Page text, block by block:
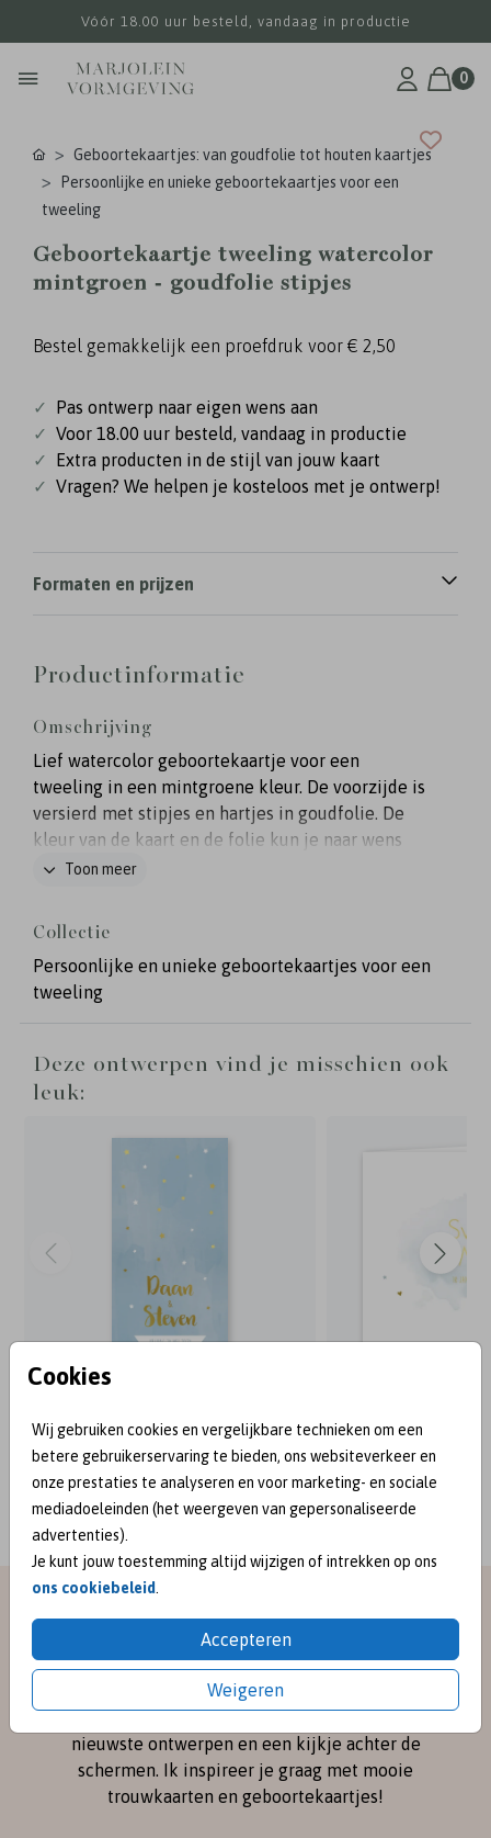
Vóór 18.00 uur besteld, vandaag in productie
0
Cookies
Wij gebruiken cookies en vergelijkbare technieken om een
betere gebruikerservaring te bieden, ons websiteverkeer en
onze prestaties te analyseren en voor marketing- en sociale
mediadoeleinden (het weergeven van gepersonaliseerde
advertenties).
Je kunt jouw toestemming altijd wijzigen of intrekken op ons
ons cookiebeleid
Accepteren
Weigeren
Geboortekaartjes: van goudfolie tot houten kaartjes
Persoonlijke en unieke geboortekaartjes voor een
tweeling
Geboortekaartje tweeling watercolor
mintgroen - goudfolie stipjes
Bestel gemakkelijk een proefdruk voor € 2,50
✓
Pas ontwerp naar eigen wens aan
✓ Voor 18.00 uur besteld, vandaag in productie
✓
Extra producten in de stijl van jouw kaart
✓ Vragen? We helpen je kosteloos met je ontwerp!
Formaten en prijzen
Productinformatie
Omschrijving
Lief watercolor geboortekaartje voor een
tweeling in een mintgroene kleur. De voorzijde is
versierd met stipjes en hartjes in goudfolie. De
kleur van de kaart en de folie kun je naar wens
aanpassen.
Toon meer
Collectie
Persoonlijke en unieke geboortekaartjes voor een
tweeling
Deze ontwerpen vind je misschien ook
leuk:
BEKEND VAN:
meet me on
SOCIAL MEDIA
Volg me online viaInstagramenPinterestvoor de
nieuwste ontwerpen en een kijkje achter de
schermen. Ik inspireer je graag met mooie
trouwkaarten en geboortekaartjes!